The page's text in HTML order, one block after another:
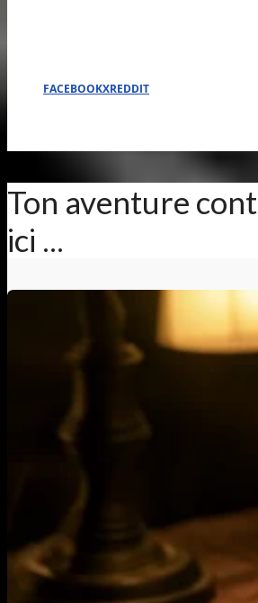
FACEBOOKXREDDIT
Ton aventure
ici ...